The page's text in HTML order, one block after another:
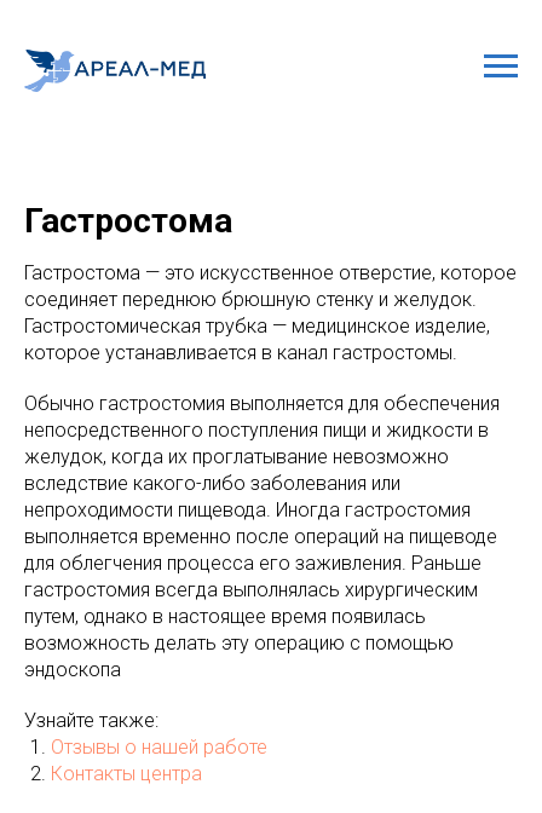
Гастростома
Гастростома — это искусственное отверстие, которое
соединяет переднюю брюшную стенку и желудок.
Гастростомическая трубка — медицинское изделие,
которое устанавливается в канал гастростомы.
Обычно гастростомия выполняется для обеспечения
непосредственного поступления пищи и жидкости в
желудок, когда их проглатывание невозможно
вследствие какого-либо заболевания или
непроходимости пищевода. Иногда гастростомия
выполняется временно после операций на пищеводе
для облегчения процесса его заживления. Раньше
гастростомия всегда выполнялась хирургическим
путем, однако в настоящее время появилась
возможность делать эту операцию с помощью
эндоскопа
Узнайте также:
Отзывы о нашей работе
Контакты центра